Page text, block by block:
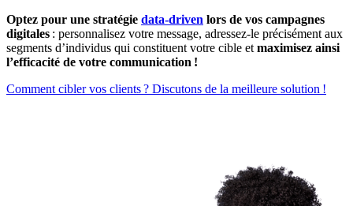
Optez pour une stratégie data-driven lors de vos campagnes
digitales : personnalisez votre message, adressez-le précisément aux
segments d’individus qui constituent votre cible et maximisez ainsi
l’efficacité de votre communication !
Comment cibler vos clients ? Discutons de la meilleure solution !